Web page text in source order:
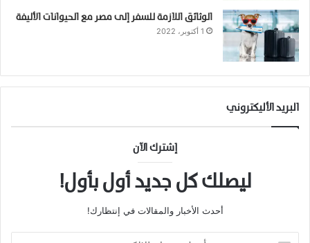
الوثائق اللازمة للسفر إلى مصر مع الحيوانات الأليفة
1 أكتوبر، 2022
البريد الأليكتروني
إشترك الآن
ليصلك كل جديد أول بأول!
أحدث الأخبار والمقالات في إنتظارك!